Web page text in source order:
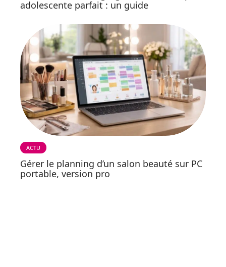
adolescente parfait : un guide
ACTU
Gérer le planning d’un salon beauté sur PC
portable, version pro